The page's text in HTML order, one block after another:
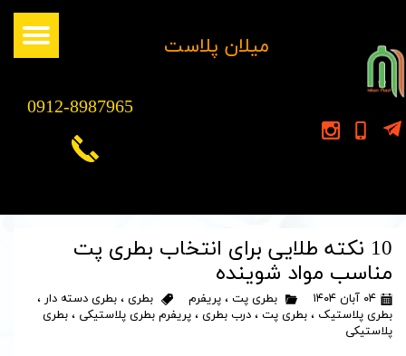
​میلان پلاست
0912-8987965
10 نکته طلایی برای انتخاب بطری پت
مناسب مواد شوینده
۰۴ آبان ۱۴۰۴ بطری پت ، پریفرم بطری ، بطری دسته دار ،
بطری پلاستیک ، بطری پت ، درب بطری ، پریفرم بطری پلاستیکی ، بطری
پلاستیکی